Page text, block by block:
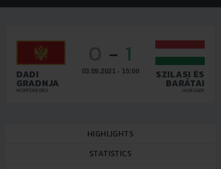
DADI
GRADNJA
MONTENEGRO
- 1
03.09.2021 - 15:00 SZILASI ÉS
BARÁTAI
HUNGARY
HIGHLIGHTS
STATISTICS